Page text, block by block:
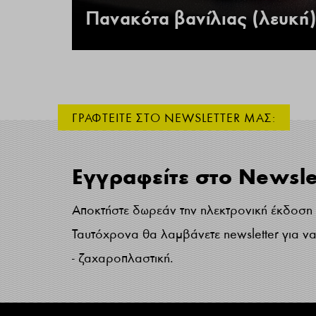
Πανακότα βανίλιας (λευκή)
ΓΡΑΦΤΕΙΤΕ ΣΤΟ NEWSLETTER ΜΑΣ:
Εγγραφείτε στο
Αποκτήστε δωρεάν την ηλεκτρονική
Ταυτόχρονα θα λαμβάνετε newsletter για να
- ζαχαροπλαστική.